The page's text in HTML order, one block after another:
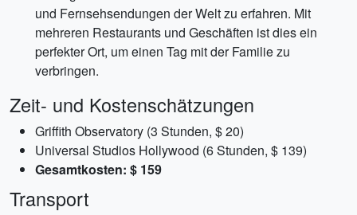
und Fernsehsendungen der Welt zu erfahren. Mit
mehreren Restaurants und Geschäften ist dies ein
perfekter Ort, um einen Tag mit der Familie zu
verbringen.
Zeit- und Kostenschätzungen
Griffith Observatory (3 Stunden, $ 20)
Universal Studios Hollywood (6 Stunden, $ 139)
Gesamtkosten: $ 159
Transport